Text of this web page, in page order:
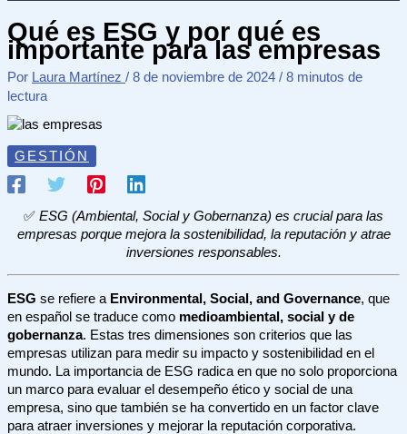
Qué es ESG y por qué es
importante para las empresas
Por Laura Martínez / 8 de noviembre de 2024 / 8 minutos de
lectura
GESTIÓN
✅ ESG (Ambiental, Social y Gobernanza) es crucial para las
empresas porque mejora la sostenibilidad, la reputación y atrae
inversiones responsables.
ESG se refiere a Environmental, Social, and Governance, que
en español se traduce como medioambiental, social y de
gobernanza. Estas tres dimensiones son criterios que las
empresas utilizan para medir su impacto y sostenibilidad en el
mundo. La importancia de ESG radica en que no solo proporciona
un marco para evaluar el desempeño ético y social de una
empresa, sino que también se ha convertido en un factor clave
para atraer inversiones y mejorar la reputación corporativa.